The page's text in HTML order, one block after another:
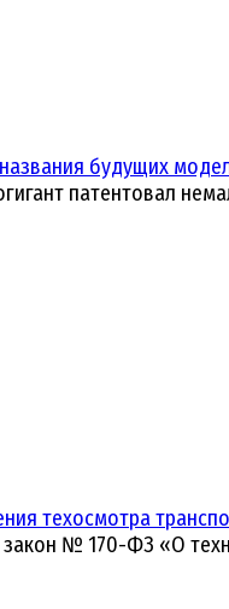
будущих
патентовал
техосмотра
№ 170-ФЗ «О